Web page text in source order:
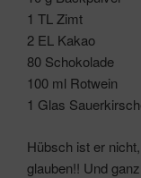
1 TL Zimt
2 EL Kakao
80 Schokolade
100 ml Rotwein
1 Glas
Hübsch ist er
glauben!! Und